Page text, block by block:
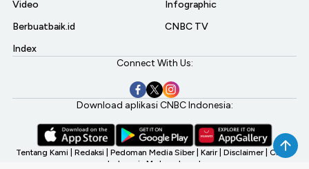
Video
Berbuatbaik.id
Index
Infographic
CNBC TV
Connect With Us:
Download aplikasi CNBC Indonesia:
Tentang Kami Redaksi Pedoman Media Siber Karir Disclaimer CNBC
Indonesia My Investment